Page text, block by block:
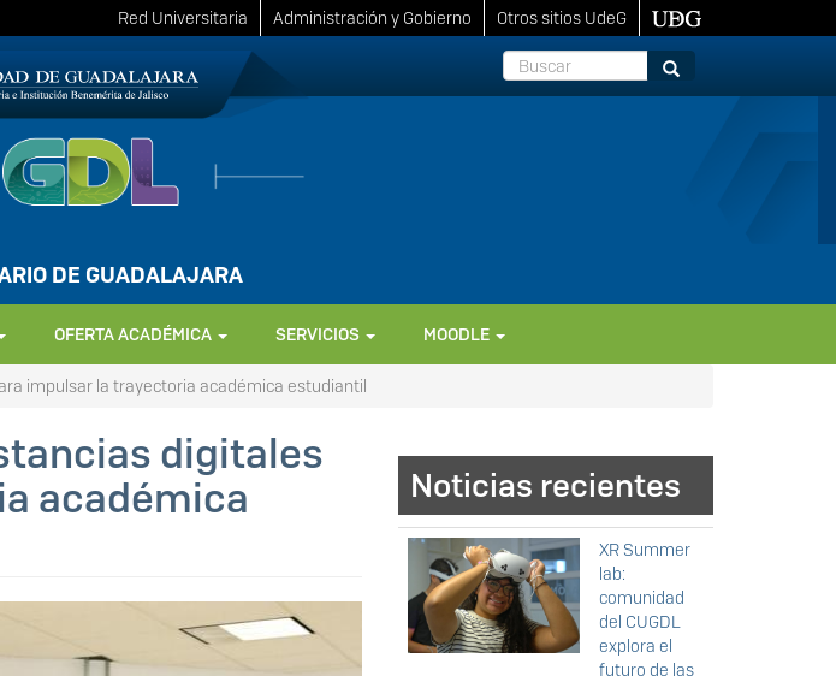
Red Universitaria Administración y Gobierno
Otros sitios UdeG
Buscar
Buscar
DE GUADALAJARA
OFERTA ACADÉMICA SERVICIOS MOODLE
impulsar la trayectoria académica estudiantil
digitales
académica
Noticias recientes
XR Summer
lab:
comunidad
del CUGDL
explora el
futuro de las